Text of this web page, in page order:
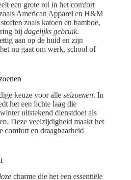
een grote rol in het comfort
American Apparel en H&M
zoals katoen en bamboe,
bij dagelijks gebruik.
aan op de huid en zijn
nu gaat om werk, school of
keuze voor alle seizoenen. In
het een lichte laag die
uitstekend dienstdoet als
Deze veelzijdigheid maakt het
comfort en draagbaarheid
charme die het een essentiële